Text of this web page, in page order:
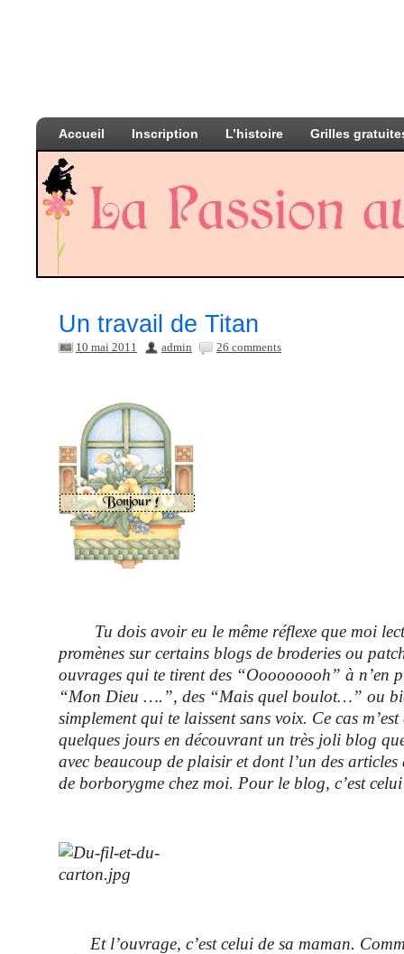
Accueil Inscription L’histoire Grilles
Un travail de Titan
10 mai 2011 admin 26 comments
Tu dois avoir eu le même réflexe que moi
promènes sur certains blogs de broderies ou
ouvrages qui te tirent des “Ooooooooh” à n’en
“Mon Dieu ….”, des “Mais quel boulot…” ou
simplement qui te laissent sans voix. Ce cas
quelques jours en découvrant un très joli blog
avec beaucoup de plaisir et dont l’un des articles
de borborygme chez moi. Pour le blog, c’est
Et l’ouvrage, c’est celui de sa maman.